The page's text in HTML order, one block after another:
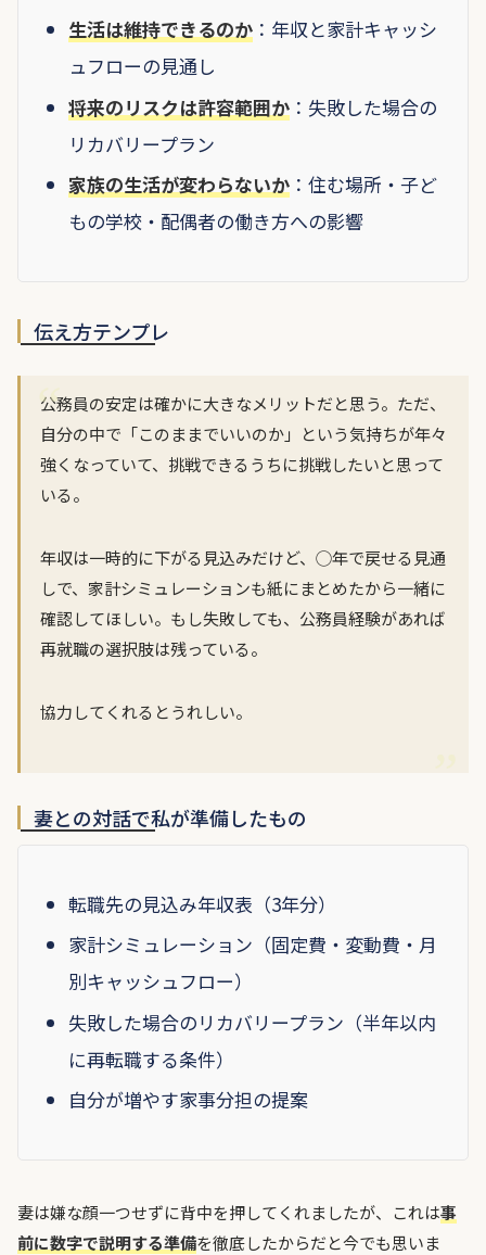
生活は維持できるのか：年収と家計キャッシ
ュフローの見通し
将来のリスクは許容範囲か：失敗した場合の
リカバリープラン
家族の生活が変わらないか：住む場所・子ど
もの学校・配偶者の働き方への影響
伝え方テンプレ
公務員の安定は確かに大きなメリットだと思う。ただ、
自分の中で「このままでいいのか」という気持ちが年々
強くなっていて、挑戦できるうちに挑戦したいと思って
いる。
年収は一時的に下がる見込みだけど、◯年で戻せる見通
しで、家計シミュレーションも紙にまとめたから一緒に
確認してほしい。もし失敗しても、公務員経験があれば
再就職の選択肢は残っている。
協力してくれるとうれしい。
妻との対話で私が準備したもの
転職先の見込み年収表（3年分）
家計シミュレーション（固定費・変動費・月
別キャッシュフロー）
失敗した場合のリカバリープラン（半年以内
に再転職する条件）
自分が増やす家事分担の提案
妻は嫌な顔一つせずに背中を押してくれましたが、これは事
前に数字で説明する準備を徹底したからだと今でも思いま